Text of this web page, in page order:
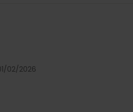
02/2026